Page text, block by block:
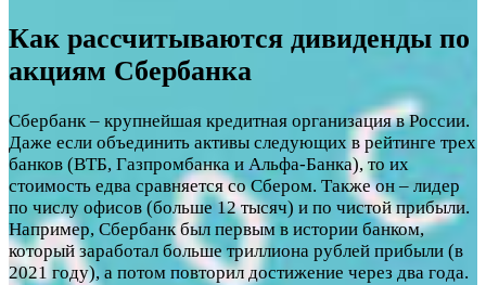
Как рассчитываются дивиденды по
акциям Сбербанка
Сбербанк – крупнейшая кредитная организация в России.
Даже если объединить активы следующих в рейтинге трех
банков (ВТБ, Газпромбанка и Альфа-Банка), то их
стоимость едва сравняется со Сбером. Также он – лидер
по числу офисов (больше 12 тысяч) и по чистой прибыли.
Например, Сбербанк был первым в истории банком,
который заработал больше триллиона рублей прибыли (в
2021 году), а потом повторил достижение через два года.